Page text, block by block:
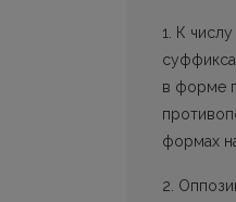
1. К
в форме
формах
2.